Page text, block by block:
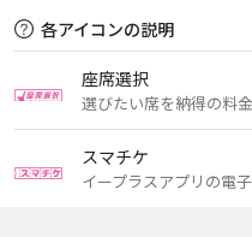
各アイコンの説明
座席選択
選びたい席を納得の料金
スマチケ
イープラスアプリの電